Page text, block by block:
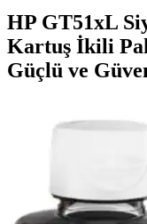
HP GT51xL
Kartuş İkili
Güçlü ve